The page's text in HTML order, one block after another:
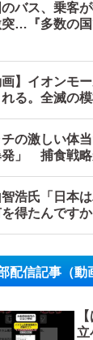
ス
バス、乗客
突…『多数の
画】イオンモ
れる。全滅の
の激しい体
発」 捕食戦
浩氏「日本
得たんですか
配信記事（動
立